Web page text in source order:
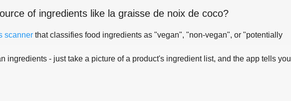
of ingredients like la graisse de noix de coco?
scanner that classifies food ingredients as "vegan", "non-vegan", or "potentially
ingredients - just take a picture of a product's ingredient list, and the app tells you